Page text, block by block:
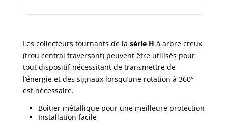
Les collecteurs tournants de la série H à arbre creux
(trou central traversant) peuvent être utilisés pour
tout dispositif nécessitant de transmettre de
l’énergie et des signaux lorsqu’une rotation à 360°
est nécessaire.
Boîtier métallique pour une meilleure protection
Installation facile